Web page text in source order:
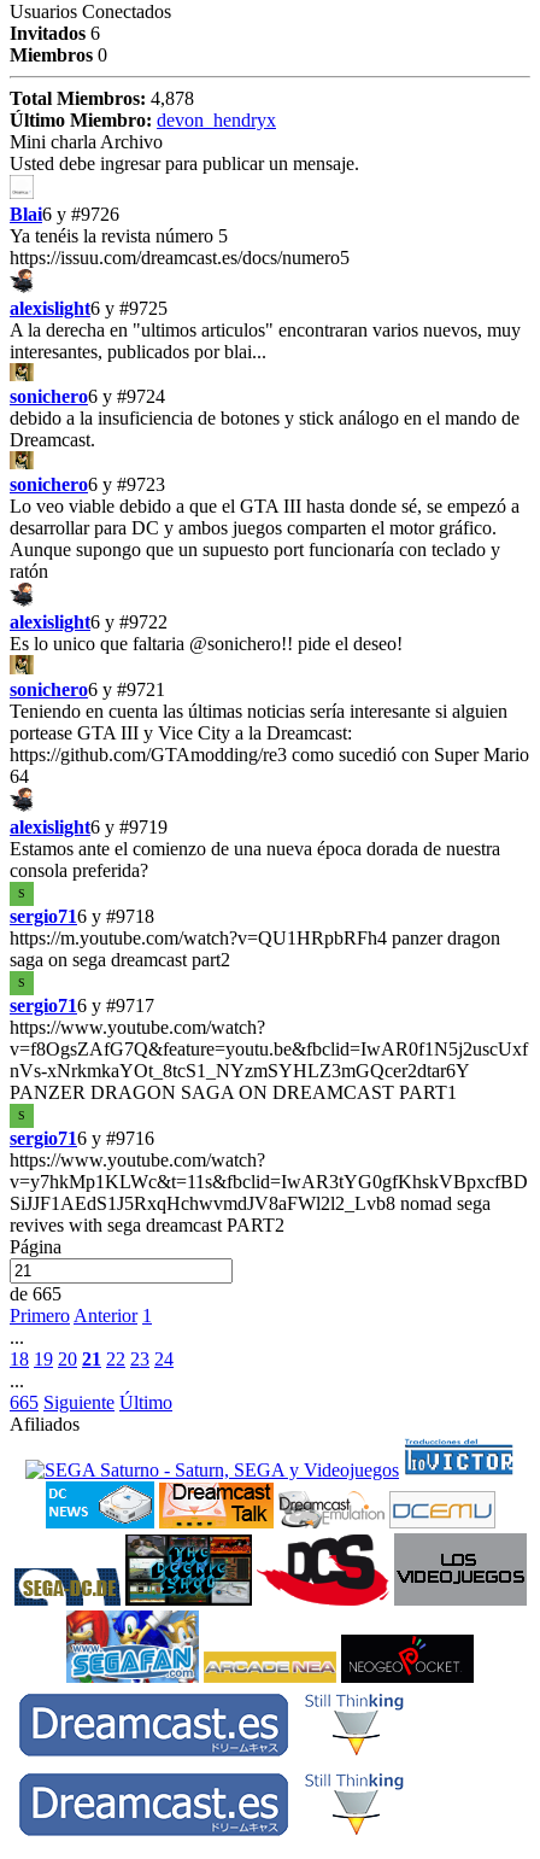
Usuarios Conectados
Invitados 6
Miembros 0
Total Miembros: 4,878
Último Miembro: devon_hendryx
Mini charla Archivo
Usted debe ingresar para publicar un mensaje.
Blai6 y #9726
Ya tenéis la revista número 5
https://issuu.com/dreamcast.es/docs/numero5
alexislight6 y #9725
A la derecha en "ultimos articulos" encontraran varios nuevos, muy
interesantes, publicados por blai...
sonichero6 y #9724
debido a la insuficiencia de botones y stick análogo en el mando de
Dreamcast.
sonichero6 y #9723
Lo veo viable debido a que el GTA III hasta donde sé, se empezó a
desarrollar para DC y ambos juegos comparten el motor gráfico.
Aunque supongo que un supuesto port funcionaría con teclado y
ratón
alexislight6 y #9722
Es lo unico que faltaria @sonichero!! pide el deseo!
sonichero6 y #9721
Teniendo en cuenta las últimas noticias sería interesante si alguien
portease GTA III y Vice City a la Dreamcast:
https://github.com/GTAmodding/re3 como sucedió con Super Mario
64
alexislight6 y #9719
Estamos ante el comienzo de una nueva época dorada de nuestra
consola preferida?
S
sergio716 y #9718
https://m.youtube.com/watch?v=QU1HRpbRFh4 panzer dragon
saga on sega dreamcast part2
S
sergio716 y #9717
https://www.youtube.com/watch?
v=f8OgsZAfG7Q&feature=youtu.be&fbclid=IwAR0f1N5j2uscUxf
nVs-xNrkmkaYOt_8tcS1_NYzmSYHLZ3mGQcer2dtar6Y
PANZER DRAGON SAGA ON DREAMCAST PART1
S
sergio716 y #9716
https://www.youtube.com/watch?
v=y7hkMp1KLWc&t=11s&fbclid=IwAR3tYG0gfKhskVBpxcfBD
SiJJF1AEdS1J5RxqHchwvmdJV8aFWl2l2_Lvb8 nomad sega
revives with sega dreamcast PART2
Página
de 665
Primero Anterior 1
...
18 19 20 21 22 23 24
...
665 Siguiente Último
Afiliados